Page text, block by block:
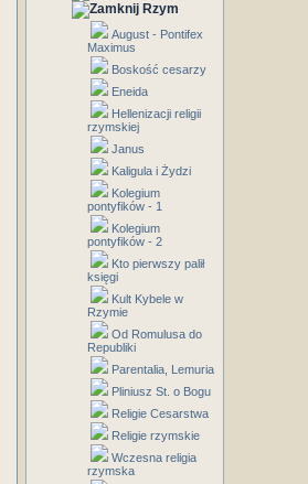
Rzym
August - Pontifex
Maximus
Boskość cesarzy
Eneida
Hellenizacji religii
rzymskiej
Janus
Kaligula i Żydzi
Kolegium
pontyfików - 1
Kolegium
pontyfików - 2
Kto pierwszy palił
księgi
Kult Kybele w
Rzymie
Od Romulusa do
Republiki
Parentalia, Lemuria
Pliniusz St. o Bogu
Religie Cesarstwa
Religie rzymskie
Wczesna religia
rzymska